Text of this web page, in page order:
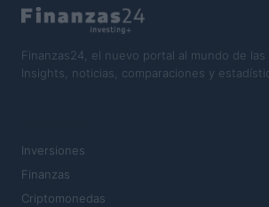
Finanzas24, el nuevo portal al mundo de las
Insights, noticias, comparaciones y
Inversiones
Finanzas
Criptomonedas